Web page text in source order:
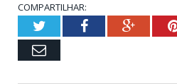
COMPARTILHAR:
TwitterFacebook
Email